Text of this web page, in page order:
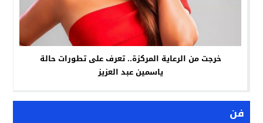
خرجت من الرعاية المركزة.. تعرف على تطورات حالة
ياسمين عبد العزيز
فن